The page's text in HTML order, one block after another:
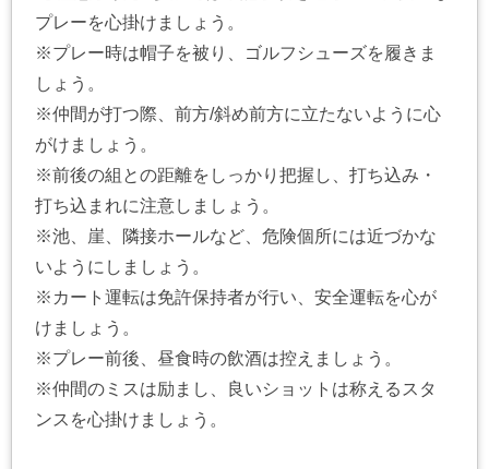
プレーを心掛けましょう。
※プレー時は帽子を被り、ゴルフシューズを履きま
しょう。
※仲間が打つ際、前方/斜め前方に立たないように心
がけましょう。
※前後の組との距離をしっかり把握し、打ち込み・
打ち込まれに注意しましょう。
※池、崖、隣接ホールなど、危険個所には近づかな
いようにしましょう。
※カート運転は免許保持者が行い、安全運転を心が
けましょう。
※プレー前後、昼食時の飲酒は控えましょう。
※仲間のミスは励まし、良いショットは称えるスタ
ンスを心掛けましょう。